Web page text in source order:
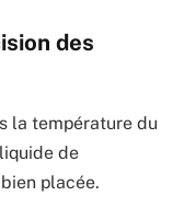
des
la température du
de
placée.